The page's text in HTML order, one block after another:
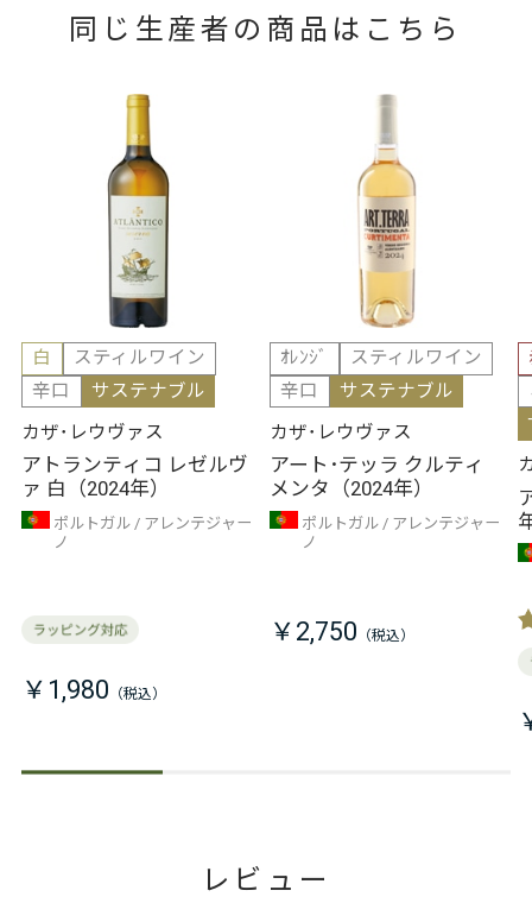
同じ生産者の商品はこちら
白
スティルワイン
辛口
サステナブル
カザ･レウヴァス
アトランティコ レゼルヴ
ァ 白（2024年）
ポルトガル アレンテジャー
ノ
￥1,980
ｵﾚﾝｼﾞ
スティルワイン
辛口
サステナブル
カザ･レウヴァス
アート･テッラ クルティ
メンタ（2024年）
ポルトガル アレンテジャー
ノ
￥2,750
レビュー